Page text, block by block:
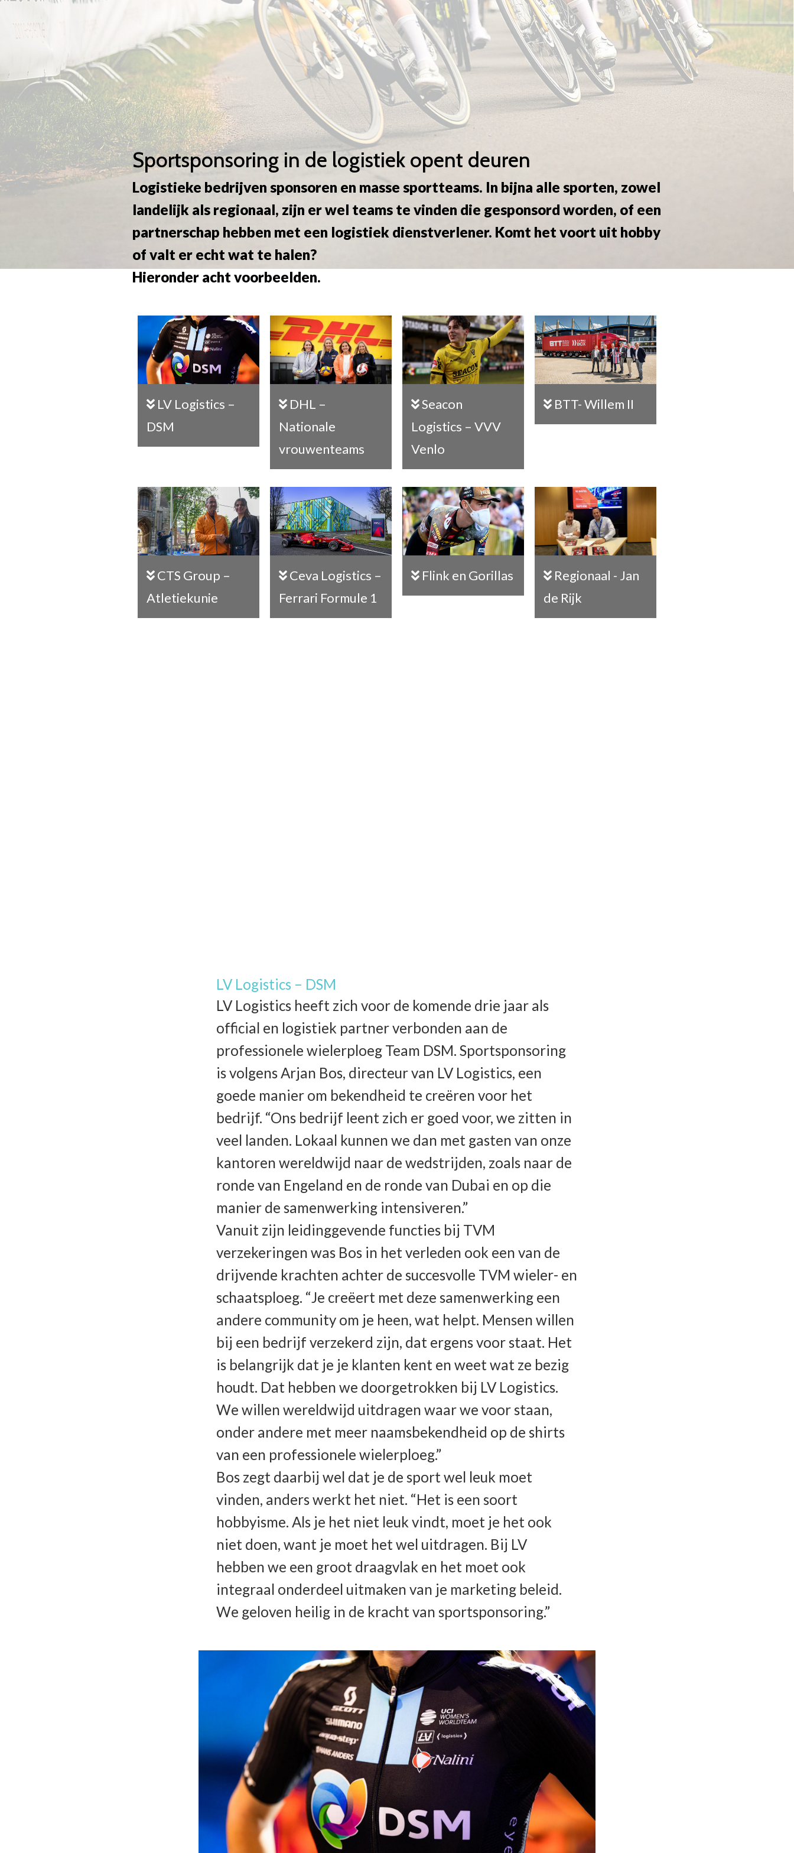
Sportsponsoring in de logistiek opent deuren
Logistieke bedrijven sponsoren en masse sportteams. In bijna alle sporten, zowel
landelijk als regionaal, zijn er wel teams te vinden die gesponsord worden, of een
partnerschap hebben met een logistiek dienstverlener. Komt het voort uit hobby
of valt er echt wat te halen?
Hieronder acht voorbeelden.
LV Logistics –
DSM
DHL –
Nationale
vrouwenteams
Seacon
Logistics – VVV
Venlo
BTT- Willem II
CTS Group –
Atletiekunie
Ceva Logistics –
Ferrari Formule 1
Flink en Gorillas
Regionaal - Jan
de Rijk
LV Logistics – DSM
LV Logistics heeft zich voor de komende drie jaar als
official en logistiek partner verbonden aan de
professionele wielerploeg Team DSM. Sportsponsoring
is volgens Arjan Bos, directeur van LV Logistics, een
goede manier om bekendheid te creëren voor het
bedrijf. “Ons bedrijf leent zich er goed voor, we zitten in
veel landen. Lokaal kunnen we dan met gasten van onze
kantoren wereldwijd naar de wedstrijden, zoals naar de
ronde van Engeland en de ronde van Dubai en op die
manier de samenwerking intensiveren.”
Vanuit zijn leidinggevende functies bij TVM
verzekeringen was Bos in het verleden ook een van de
drijvende krachten achter de succesvolle TVM wieler- en
schaatsploeg. “Je creëert met deze samenwerking een
andere community om je heen, wat helpt. Mensen willen
bij een bedrijf verzekerd zijn, dat ergens voor staat. Het
is belangrijk dat je je klanten kent en weet wat ze bezig
houdt. Dat hebben we doorgetrokken bij LV Logistics.
We willen wereldwijd uitdragen waar we voor staan,
onder andere met meer naamsbekendheid op de shirts
van een professionele wielerploeg.”
Bos zegt daarbij wel dat je de sport wel leuk moet
vinden, anders werkt het niet. “Het is een soort
hobbyisme. Als je het niet leuk vindt, moet je het ook
niet doen, want je moet het wel uitdragen. Bij LV
hebben we een groot draagvlak en het moet ook
integraal onderdeel uitmaken van je marketing beleid.
We geloven heilig in de kracht van sportsponsoring.”